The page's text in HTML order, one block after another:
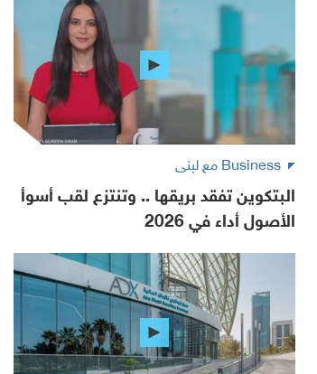
Business مع لبنى
البتكوين تفقد بريقها .. وتنتزع لقب أسوأ
الأصول أداء في 2026